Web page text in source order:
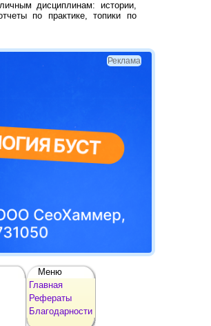
дисциплинам: истории,
по практике, топики по
Реклама
Меню
Главная
Рефераты
Благодарности